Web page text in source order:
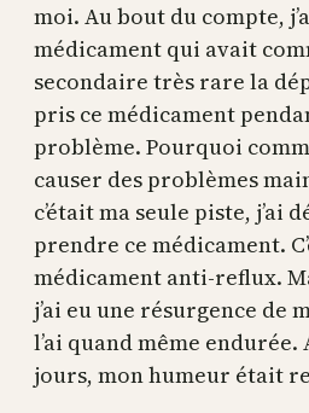
moi. Au bout du compte,
médicament qui avait
secondaire très rare la
pris ce médicament
problème. Pourquoi
causer des problèmes
c’était ma seule piste, j’ai
prendre ce médicament.
médicament anti-reflux.
j’ai eu une résurgence de
l’ai quand même endurée.
jours, mon humeur était